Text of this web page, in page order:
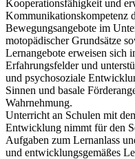
Kooperationsfähigkeit und
Kommunikationskompetenz
Bewegungsangebote im
motopädischer Grundsätze
Lernangebote erweisen sich
Erfahrungsfelder und
und psychosoziale
Sinnen und basale
Wahrnehmung.
Unterricht an Schulen mit
Entwicklung nimmt für den
Aufgaben zum Lernanlass
und entwicklungsgemäßes